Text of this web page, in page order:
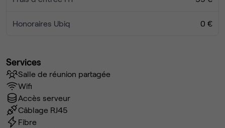
Honoraires Ubiq 0 €
Services
Salle de réunion partagée
Wifi
Accès serveur
Câblage RJ45
Fibre